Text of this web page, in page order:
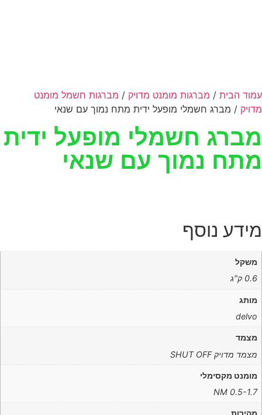
עמוד הבית / מברגות מומנט מדויק / מברגות חשמל מומנט
מדויק / מברג חשמלי מופעל ידית מתח נמוך עם שנאי
מברג חשמלי מופעל ידית
מתח נמוך עם שנאי
מידע נוסף
משקל
0.6 ק"ג
מותג
delvo
מצמד
מצמד מדויק SHUT OFF
מומנט מקסימלי
0.5-1.7 NM